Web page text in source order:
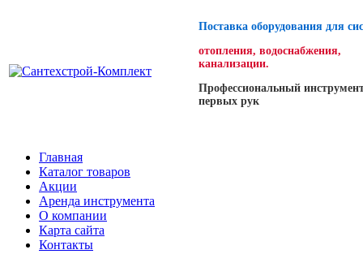
Поставка оборудования для
отопления, водоснабжения,
канализации.
Профессиональный
первых рук
Главная
Каталог товаров
Акции
Аренда инструмента
О компании
Карта сайта
Контакты